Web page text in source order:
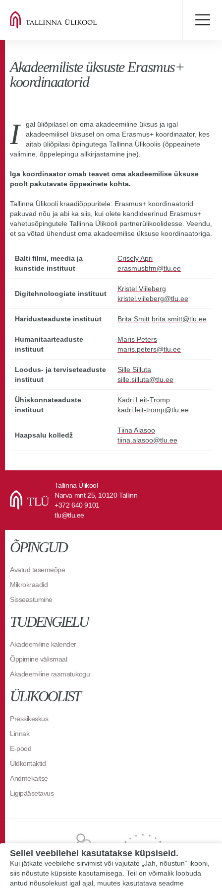
Akadeemiliste üksuste Erasmus+
koordinaatorid
I
gal üliõpilasel on oma akadeemiline üksus ja igal
akadeemilisel üksusel on oma Erasmus+ koordinaator, kes
aitab üliõpilasi õpingutega Tallinna Ülikoolis (õppeainete
valimine, õppelepingu allkirjastamine jne).
Iga koordinaator omab teavet oma akadeemilise üksuse
poolt pakutavate õppeainete kohta.
Tallinna Ülikooli kraadiõppuritele: Erasmus+ koordinaatorid
pakuvad nõu ja abi ka siis, kui olete kandideerinud Erasmus+
vahetusõpingutele Tallinna Ülikooli partnerülikoolidesse. Veendu,
et sa võtad ühendust oma akadeemilise üksuse koordinaatoriga.
Balti filmi, meedia ja
kunstide instituut
Crisely Apri
erasmusbfm@tlu.ee
Digitehnoloogiate instituut
Kristel Viileberg
kristel.viileberg@tlu.ee
Haridusteaduste instituut Brita Smitt brita.smitt@tlu.ee
Humanitaarteaduste
instituut
Maris Peters
maris.peters@tlu.ee
Loodus- ja terviseteaduste
instituut
Sille Silluta
sille.silluta@tlu.ee
Ühiskonnateaduste
instituut
Kadri Leit-Tromp
kadri.leit-tromp@tlu.ee
Haapsalu kolledž
Tiina Alasoo
tiina.alasoo@tlu.ee
Tallinna Ülikool
Narva mnt 25, 10120 Tallinn
+372 640 9101
tlu@tlu.ee
ÕPINGUD
Avatud tasemeõpe
Mikrokraadid
Sisseastumine
TUDENGIELU
Akadeemiline kalender
Õppimine välismaal
Akadeemiline raamatukogu
ÜLIKOOLIST
Pressikeskus
Linnak
E-pood
Üldkontaktid
Andmekaitse
Ligipääsetavus
Sellel veebilehel kasutatakse küpsiseid.
Kui jätkate veebilehe sirvimist või vajutate „Jah, nõustun“ ikooni,
siis nõustute küpsiste kasutamisega. Teil on võimalik loobuda
antud nõusolekust igal ajal, muutes kasutatava seadme